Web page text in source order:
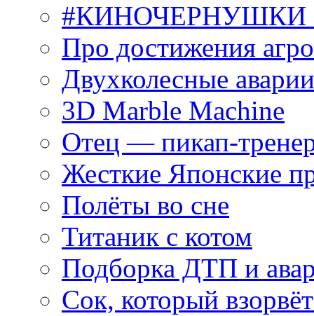
#КИНОЧЕРНУШКИ
Про достижения
Двухколесные
3D Marble Machine
Отец — пикап-
Жесткие Японские
Полёты во сне
Титаник с котом
Подборка ДТП и
Сок, который